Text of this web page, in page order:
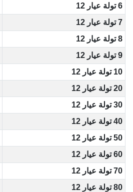
6 تولة عيار 12
7 تولة عيار 12
8 تولة عيار 12
9 تولة عيار 12
10 تولة عيار 12
20 تولة عيار 12
30 تولة عيار 12
40 تولة عيار 12
50 تولة عيار 12
60 تولة عيار 12
70 تولة عيار 12
80 تولة عيار 12